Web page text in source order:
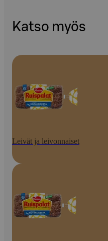
Katso myös
Leivät ja leivonnaiset